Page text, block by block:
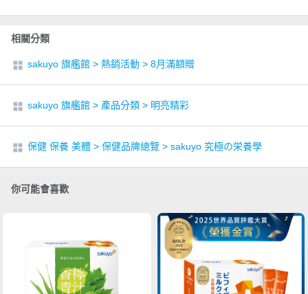
相關分類
sakuyo 旗艦館 > 熱銷活動 > 8月滿額贈
sakuyo 旗艦館 > 產品分類 > 明亮精彩
保健 保養 美體 > 保健品牌總覽 > sakuyo 究極の栄養學
你可能會喜歡